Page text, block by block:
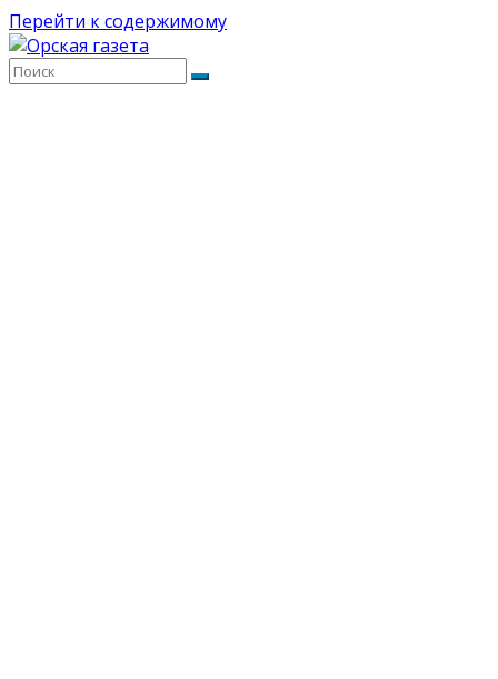
Перейти к содержимому